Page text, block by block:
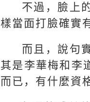
不過，臉上
樣當面打臉確實
而且，說句
其是李華梅和李
而已，有什麼資